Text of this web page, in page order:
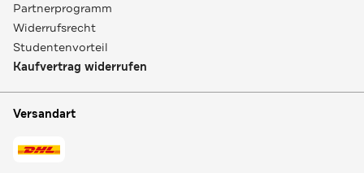
Partnerprogramm
Widerrufsrecht
Studentenvorteil
Kaufvertrag widerrufen
Versandart